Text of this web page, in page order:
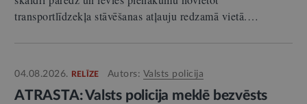
transportlīdzekļa stāvēšanas atļauju redzamā vietā.…
04.08.2026. RELĪZE Autors: Valsts policija
ATRASTA: Valsts policija meklē bezvēsts